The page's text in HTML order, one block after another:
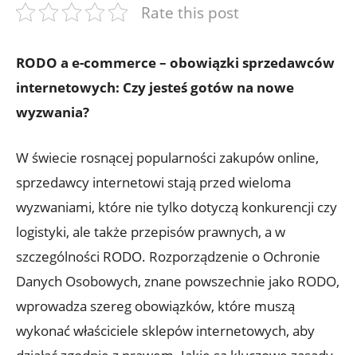
Rate this post
RODO a e-commerce – obowiązki sprzedawców
internetowych: Czy jesteś gotów na nowe
wyzwania?
W świecie rosnącej popularności zakupów online,
sprzedawcy internetowi stają przed wieloma
wyzwaniami, które nie tylko dotyczą konkurencji czy
logistyki, ale także przepisów prawnych, a w
szczególności RODO. Rozporządzenie o Ochronie
Danych Osobowych, znane powszechnie jako RODO,
wprowadza szereg obowiązków, które muszą
wykonać właściciele sklepów internetowych, aby